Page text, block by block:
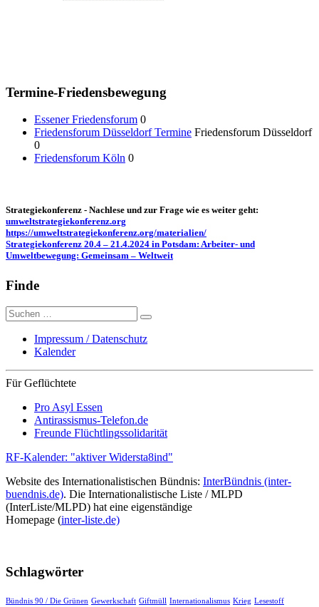
Termine-Friedensbewegung
Essener Friedensforum 0
Friedensforum Düsseldorf Termine Friedensforum Düsseldorf
0
Friedensforum Köln 0
Strategiekonferenz - Nachlese und zur Frage wie es weiter geht:
umweltstrategiekonferenz.org
https://umweltstrategiekonferenz.org/materialien/
Strategiekonferenz 20.4 – 21.4.2024 in Potsdam: Arbeiter- und
Umweltbewegung: Gemeinsam – Weltweit
Finde
Suche
nach:
Impressum / Datenschutz
Kalender
Für Geflüchtete
Pro Asyl Essen
Antirassismus-Telefon.de
Freunde Flüchtlingssolidarität
RF-Kalender: "aktiver Widersta8ind"
Website des Internationalistischen Bündnis: InterBündnis (inter-
buendnis.de). Die Internationalistische Liste / MLPD
(InterListe/MLPD) hat eine eigenständige
Homepage (inter-liste.de)
Schlagwörter
Bündnis 90 / Die Grünen Gewerkschaft Giftmüll Internationalismus Krieg Lesestoff